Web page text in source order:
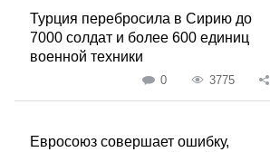
Турция перебросила в Сирию до
7000 солдат и более 600 единиц
военной техники
0 3775
Евросоюз совершает ошибку,